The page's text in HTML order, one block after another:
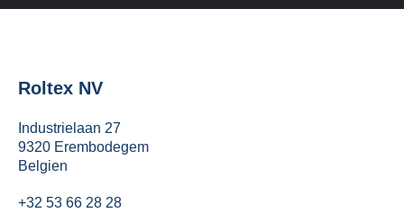
Roltex NV
Industrielaan 27
9320 Erembodegem
Belgien
+32 53 66 28 28